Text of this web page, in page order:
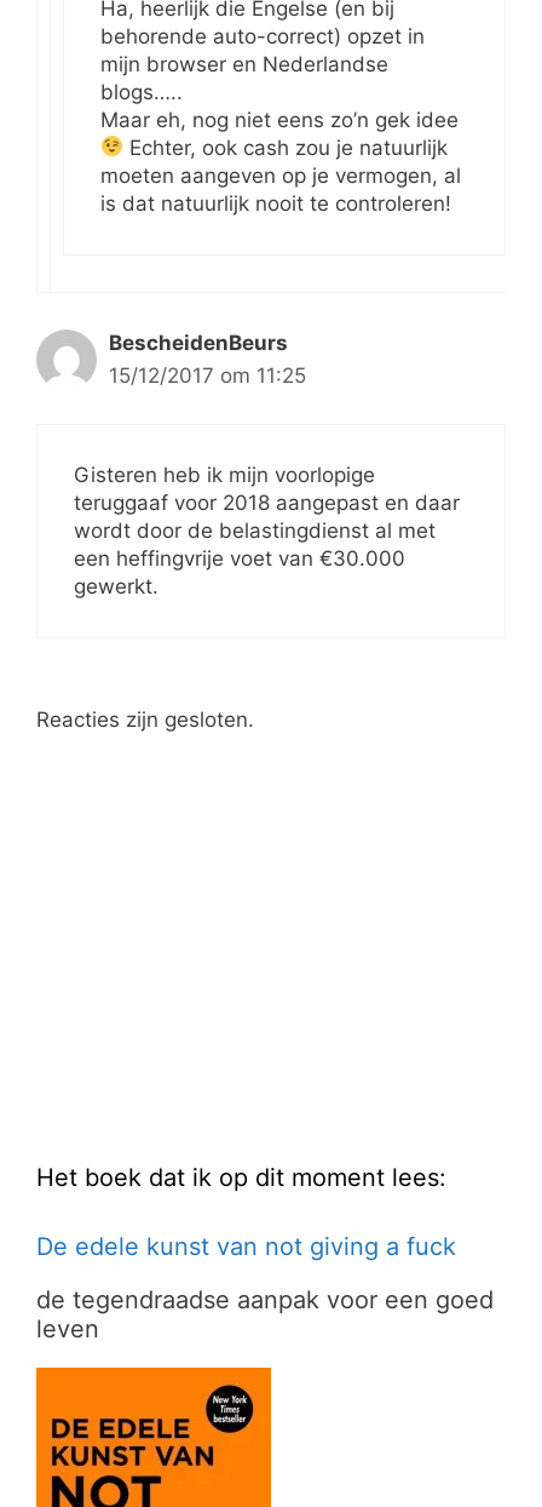
Ha, heerlijk die Engelse (en bij
behorende auto-correct) opzet in
mijn browser en Nederlandse
blogs…..
Maar eh, nog niet eens zo’n gek idee
Echter, ook cash zou je natuurlijk
moeten aangeven op je vermogen, al
is dat natuurlijk nooit te controleren!
BescheidenBeurs
15/12/2017 om 11:25
Gisteren heb ik mijn voorlopige
teruggaaf voor 2018 aangepast en daar
wordt door de belastingdienst al met
een heffingvrije voet van €30.000
gewerkt.
Reacties zijn gesloten.
Het boek dat ik op dit moment lees:
De edele kunst van not giving a fuck
de tegendraadse aanpak voor een goed
leven